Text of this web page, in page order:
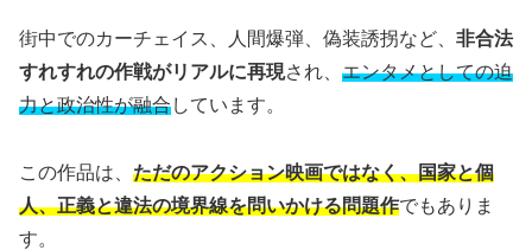
街中でのカーチェイス、人間爆弾、偽装誘拐など、 非合法
すれすれの作戦がリアルに再現され、 エンタメとしての迫
力と政治性が融合しています。
この作品は、 ただのアクション映画ではなく、国家と個
人、正義と違法の境界線を問いかける問題作でもありま
す。